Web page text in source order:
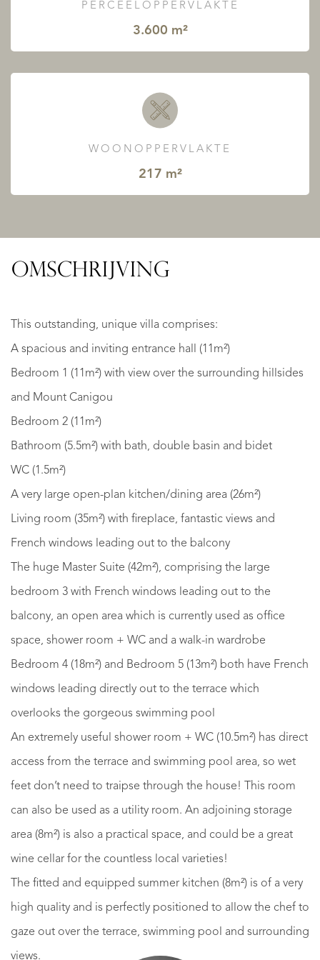
PERCEELOPPERVLAKTE
3.600 m²
WOONOPPERVLAKTE
217 m²
OMSCHRIJVING
This outstanding, unique villa comprises:
A spacious and inviting entrance hall (11m²)
Bedroom 1 (11m²) with view over the surrounding hillsides
and Mount Canigou
Bedroom 2 (11m²)
Bathroom (5.5m²) with bath, double basin and bidet
WC (1.5m²)
A very large open-plan kitchen/dining area (26m²)
Living room (35m²) with fireplace, fantastic views and
French windows leading out to the balcony
The huge Master Suite (42m²), comprising the large
bedroom 3 with French windows leading out to the
balcony, an open area which is currently used as office
space, shower room + WC and a walk-in wardrobe
Bedroom 4 (18m²) and Bedroom 5 (13m²) both have French
windows leading directly out to the terrace which
overlooks the gorgeous swimming pool
An extremely useful shower room + WC (10.5m²) has direct
access from the terrace and swimming pool area, so wet
feet don’t need to traipse through the house! This room
can also be used as a utility room. An adjoining storage
area (8m²) is also a practical space, and could be a great
wine cellar for the countless local varieties!
The fitted and equipped summer kitchen (8m²) is of a very
high quality and is perfectly positioned to allow the chef to
gaze out over the terrace, swimming pool and surrounding
views.